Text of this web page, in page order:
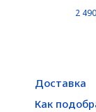
2 490
Доставка
Как